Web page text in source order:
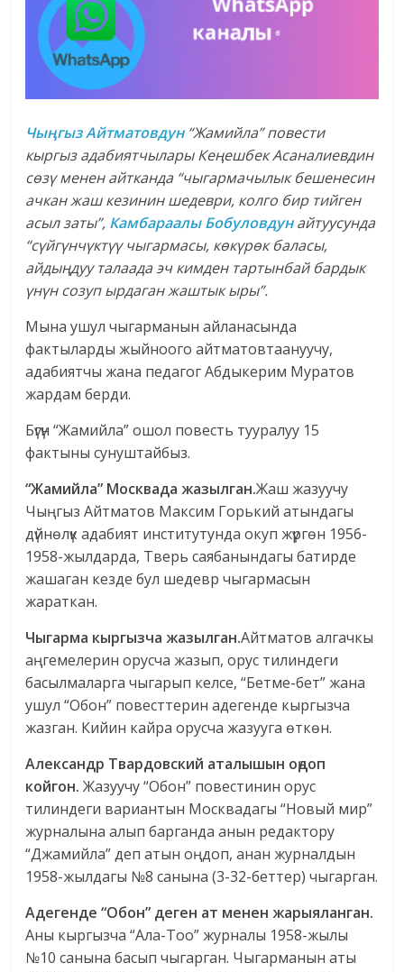
Чыңгыз Айтматовдун“Жамийла” повести
кыргыз адабиятчылары Кеңешбек Асаналиевдин
сөзү менен айтканда “чыгармачылык бешенесин
ачкан жаш кезинин шедеври, колго бир тийген
асыл заты”, Камбараалы Бобуловдунайтуусунда
“сүйгүнчүктүү чыгармасы, көкүрөк баласы,
айдыңдуу талаада эч кимден тартынбай бардык
үнүн созуп ырдаган жаштык ыры”.
Мына ушул чыгарманын айланасында
фактыларды жыйноого айтматовтаануучу,
адабиятчы жана педагог Абдыкерим Муратов
жардам берди.
Бүгүн “Жамийла” ошол повесть тууралуу 15
фактыны сунуштайбыз.
“Жамийла” Москвада жазылган.Жаш жазуучу
Чыңгыз Айтматов Максим Горький атындагы
дүйнөлүк адабият институтунда окуп жүргөн 1956-
1958-жылдарда, Тверь саябанындагы батирде
жашаган кезде бул шедевр чыгармасын
жараткан.
Чыгарма кыргызча жазылган.Айтматов алгачкы
аңгемелерин орусча жазып, орус тилиндеги
басылмаларга чыгарып келсе, “Бетме-бет” жана
ушул “Обон” повесттерин адегенде кыргызча
жазган. Кийин кайра орусча жазууга өткөн.
Александр Твардовский аталышын оңдоп
койгон. Жазуучу “Обон” повестинин орус
тилиндеги вариантын Москвадагы “Новый мир”
журналына алып барганда анын редактору
“Джамийла” деп атын оңдоп, анан журналдын
1958-жылдагы №8 санына (3-32-беттер) чыгарган.
Адегенде “Обон” деген ат менен жарыяланган.
Аны кыргызча “Ала-Тоо” журналы 1958-жылы
№10 санына басып чыгарган. Чыгарманын аты